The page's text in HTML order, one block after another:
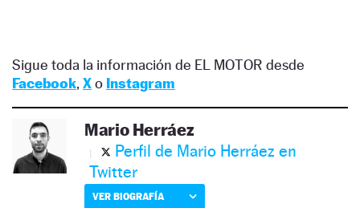
Sigue toda la información de EL MOTOR desde
Facebook, Xo Instagram
Mario Herráez
Perfil de Mario Herráez en
Twitter
VER BIOGRAFÍA